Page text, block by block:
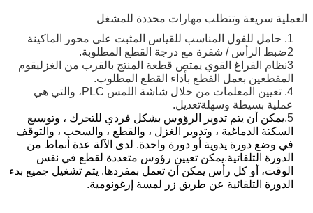
العملية سريعة وتتطلب مهارات محددة للمشغل
1. حامل للفول المناسب للقياس المثبت على محور الماكينة
2ضبط الرأس / شفرة مع درجة القطع المطلوبة.
3نظام الفراغ القوي يمتص قطعة المنتج بالقرب من الغزل
يقوم
المقطعين بعمل القطع بأداء القطع المطلوب.
4. تعيين المعلمات من خلال شاشة اللمس PLC، والتي هي
عملية بسيطة وسهلةتعديل.
5. يمكن أن يتم تدوير الرؤوس بشكل فردي للتحرك ، وتوسيع
السكتة الدماغية ، وتدوير الغزل ، والقطع ، والسحب ، والتوقف
في وضع دورة يدوية أو دورة واحدة. لدى الآلة عدة أنماط من
الدورة التلقائية.يمكن تعيين رؤوس متعددة لقطع في نفس
الوقت، أو كل رأس يمكن أن تعمل بمفردها. يتم تشغيل جميع بدء
الدورة التلقائية عن طريق زر لمسة إرغونومية.